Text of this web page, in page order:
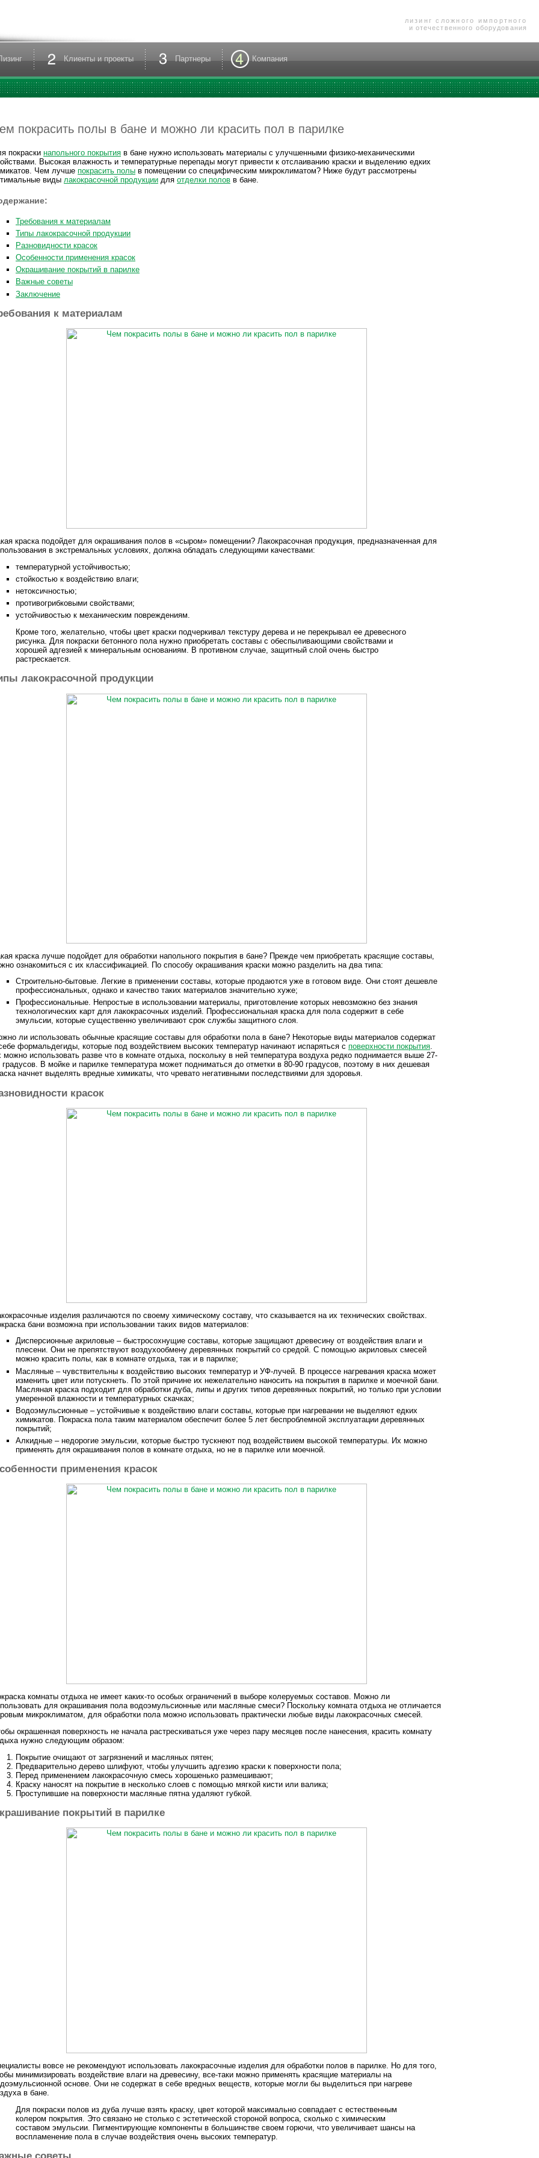
лизинг сложного импортного
и отечественного оборудования
Клиенты и проекты Партнеры Компания
покрасить полы в бане и можно ли красить пол в парилке
покраски напольного покрытия в бане нужно использовать материалы с улучшенными физико-механическими
Высокая влажность и температурные перепады могут привести к отслаиванию краски и выделению едких
Чем лучше покрасить полы в помещении со специфическим микроклиматом? Ниже будут рассмотрены
виды лакокрасочной продукции для отделки полов в бане.
Требования к материалам
Типы лакокрасочной продукции
Разновидности красок
Особенности применения красок
Окрашивание покрытий в парилке
Важные советы
Заключение
к материалам
краска подойдет для окрашивания полов в «сыром» помещении? Лакокрасочная продукция, предназначенная для
в экстремальных условиях, должна обладать следующими качествами:
температурной устойчивостью;
стойкостью к воздействию влаги;
нетоксичностью;
противогрибковыми свойствами;
устойчивостью к механическим повреждениям.
Кроме того, желательно, чтобы цвет краски подчеркивал текстуру дерева и не перекрывал ее древесного
рисунка. Для покраски бетонного пола нужно приобретать составы с обеспыливающими свойствами и
хорошей адгезией к минеральным основаниям. В противном случае, защитный слой очень быстро
растрескается.
лакокрасочной продукции
краска лучше подойдет для обработки напольного покрытия в бане? Прежде чем приобретать красящие составы,
ознакомиться с их классификацией. По способу окрашивания краски можно разделить на два типа:
Строительно-бытовые. Легкие в применении составы, которые продаются уже в готовом виде. Они стоят дешевле
профессиональных, однако и качество таких материалов значительно хуже;
Профессиональные. Непростые в использовании материалы, приготовление которых невозможно без знания
технологических карт для лакокрасочных изделий. Профессиональная краска для пола содержит в себе
эмульсии, которые существенно увеличивают срок службы защитного слоя.
ли использовать обычные красящие составы для обработки пола в бане? Некоторые виды материалов содержат
формальдегиды, которые под воздействием высоких температур начинают испаряться с поверхности покрытия.
можно использовать разве что в комнате отдыха, поскольку в ней температура воздуха редко поднимается выше 27-
градусов. В мойке и парилке температура может подниматься до отметки в 80-90 градусов, поэтому в них дешевая
начнет выделять вредные химикаты, что чревато негативными последствиями для здоровья.
красок
изделия различаются по своему химическому составу, что сказывается на их технических свойствах.
бани возможна при использовании таких видов материалов:
Дисперсионные акриловые – быстросохнущие составы, которые защищают древесину от воздействия влаги и
плесени. Они не препятствуют воздухообмену деревянных покрытий со средой. С помощью акриловых смесей
можно красить полы, как в комнате отдыха, так и в парилке;
Масляные – чувствительны к воздействию высоких температур и УФ-лучей. В процессе нагревания краска может
изменить цвет или потускнеть. По этой причине их нежелательно наносить на покрытия в парилке и моечной бани.
Масляная краска подходит для обработки дуба, липы и других типов деревянных покрытий, но только при условии
умеренной влажности и температурных скачках;
Водоэмульсионные – устойчивые к воздействию влаги составы, которые при нагревании не выделяют едких
химикатов. Покраска пола таким материалом обеспечит более 5 лет беспроблемной эксплуатации деревянных
покрытий;
Алкидные – недорогие эмульсии, которые быстро тускнеют под воздействием высокой температуры. Их можно
применять для окрашивания полов в комнате отдыха, но не в парилке или моечной.
применения красок
комнаты отдыха не имеет каких-то особых ограничений в выборе колеруемых составов. Можно ли
для окрашивания пола водоэмульсионные или масляные смеси? Поскольку комната отдыха не отличается
микроклиматом, для обработки пола можно использовать практически любые виды лакокрасочных смесей.
окрашенная поверхность не начала растрескиваться уже через пару месяцев после нанесения, красить комнату
нужно следующим образом:
Покрытие очищают от загрязнений и масляных пятен;
Предварительно дерево шлифуют, чтобы улучшить адгезию краски к поверхности пола;
Перед применением лакокрасочную смесь хорошенько размешивают;
Краску наносят на покрытие в несколько слоев с помощью мягкой кисти или валика;
Проступившие на поверхности масляные пятна удаляют губкой.
покрытий в парилке
вовсе не рекомендуют использовать лакокрасочные изделия для обработки полов в парилке. Но для того,
минимизировать воздействие влаги на древесину, все-таки можно применять красящие материалы на
основе. Они не содержат в себе вредных веществ, которые могли бы выделиться при нагреве
в бане.
Для покраски полов из дуба лучше взять краску, цвет которой максимально совпадает с естественным
колером покрытия. Это связано не столько с эстетической стороной вопроса, сколько с химическим
составом эмульсии. Пигментирующие компоненты в большинстве своем горючи, что увеличивает шансы на
воспламенение пола в случае воздействия очень высоких температур.